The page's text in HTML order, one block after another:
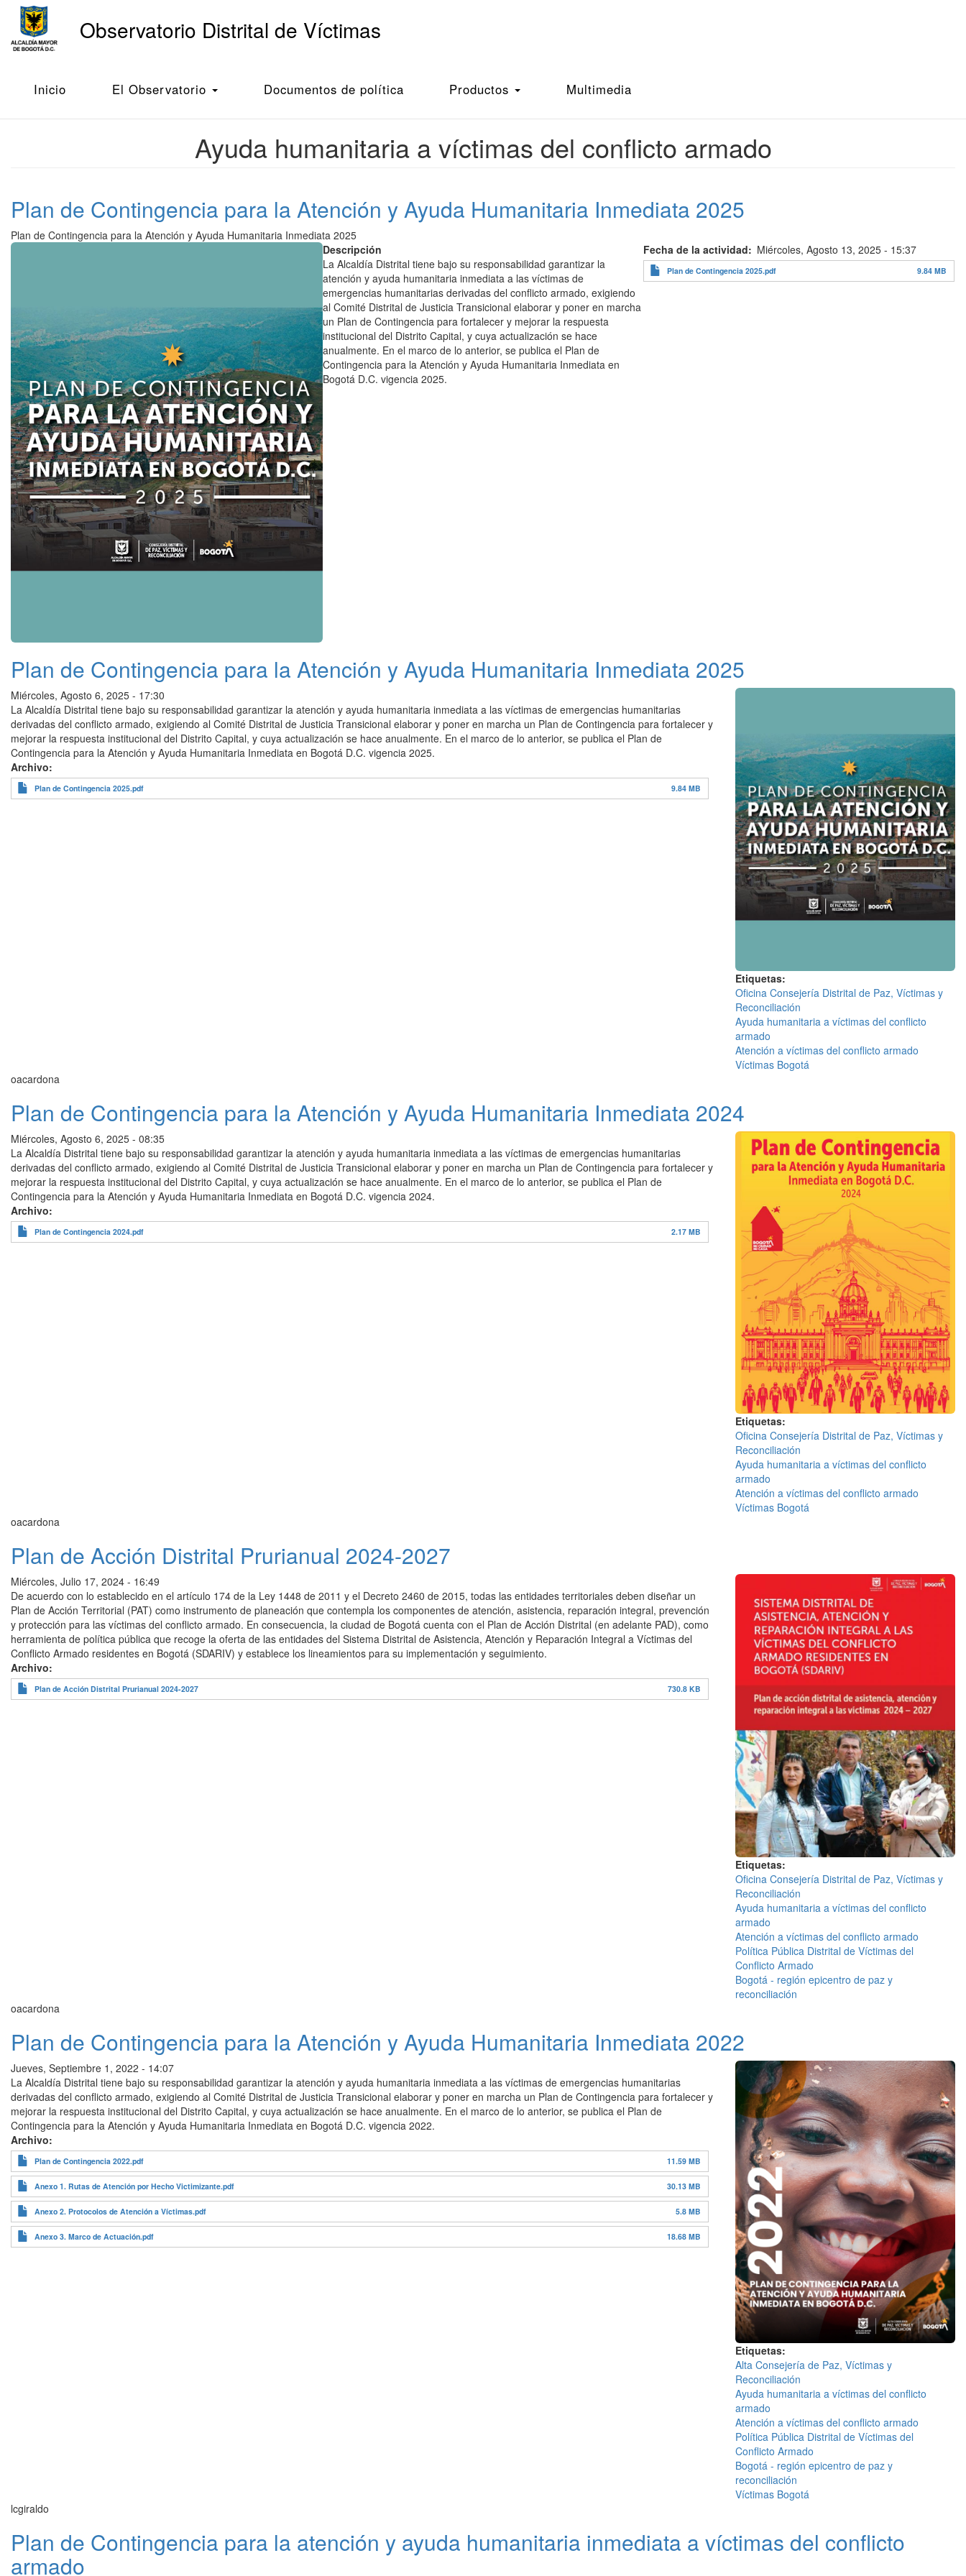
Pasar
contenido
principal
Observatorio Distrital de Víctimas
Main
navigation
Inicio El Observatorio Documentos de política Productos Multimedia
Ayuda humanitaria a víctimas del conflicto armado
Plan de Contingencia para la Atención y Ayuda Humanitaria Inmediata 2025
Plan de Contingencia para la Atención y Ayuda Humanitaria Inmediata 2025
Descripción
La Alcaldía Distrital tiene bajo su responsabilidad garantizar la
atención y ayuda humanitaria inmediata a las víctimas de
emergencias humanitarias derivadas del conflicto armado, exigiendo
al Comité Distrital de Justicia Transicional elaborar y poner en marcha
un Plan de Contingencia para fortalecer y mejorar la respuesta
institucional del Distrito Capital, y cuya actualización se hace
anualmente. En el marco de lo anterior, se publica el Plan de
Contingencia para la Atención y Ayuda Humanitaria Inmediata en
Bogotá D.C. vigencia 2025.
Fecha de la actividad Miércoles, Agosto 13, 2025 - 15:37
Plan de Contingencia 2025.pdf 9.84 MB
Plan de Contingencia para la Atención y Ayuda Humanitaria Inmediata 2025
Miércoles, Agosto 6, 2025 - 17:30
La Alcaldía Distrital tiene bajo su responsabilidad garantizar la atención y ayuda humanitaria inmediata a las víctimas de emergencias humanitarias
derivadas del conflicto armado, exigiendo al Comité Distrital de Justicia Transicional elaborar y poner en marcha un Plan de Contingencia para fortalecer y
mejorar la respuesta institucional del Distrito Capital, y cuya actualización se hace anualmente. En el marco de lo anterior, se publica el Plan de
Contingencia para la Atención y Ayuda Humanitaria Inmediata en Bogotá D.C. vigencia 2025.
Archivo
Plan de Contingencia 2025.pdf 9.84 MB
Etiquetas
Oficina Consejería Distrital de Paz, Víctimas y
Reconciliación
Ayuda humanitaria a víctimas del conflicto
armado
Atención a víctimas del conflicto armado
Víctimas Bogotá
oacardona
Plan de Contingencia para la Atención y Ayuda Humanitaria Inmediata 2024
Miércoles, Agosto 6, 2025 - 08:35
La Alcaldía Distrital tiene bajo su responsabilidad garantizar la atención y ayuda humanitaria inmediata a las víctimas de emergencias humanitarias
derivadas del conflicto armado, exigiendo al Comité Distrital de Justicia Transicional elaborar y poner en marcha un Plan de Contingencia para fortalecer y
mejorar la respuesta institucional del Distrito Capital, y cuya actualización se hace anualmente. En el marco de lo anterior, se publica el Plan de
Contingencia para la Atención y Ayuda Humanitaria Inmediata en Bogotá D.C. vigencia 2024.
Archivo
Plan de Contingencia 2024.pdf 2.17 MB
Etiquetas
Oficina Consejería Distrital de Paz, Víctimas y
Reconciliación
Ayuda humanitaria a víctimas del conflicto
armado
Atención a víctimas del conflicto armado
Víctimas Bogotá
oacardona
Plan de Acción Distrital Prurianual 2024-2027
Miércoles, Julio 17, 2024 - 16:49
De acuerdo con lo establecido en el artículo 174 de la Ley 1448 de 2011 y el Decreto 2460 de 2015, todas las entidades territoriales deben diseñar un
Plan de Acción Territorial (PAT) como instrumento de planeación que contempla los componentes de atención, asistencia, reparación integral, prevención
y protección para las víctimas del conflicto armado. En consecuencia, la ciudad de Bogotá cuenta con el Plan de Acción Distrital (en adelante PAD), como
herramienta de política pública que recoge la oferta de las entidades del Sistema Distrital de Asistencia, Atención y Reparación Integral a Víctimas del
Conflicto Armado residentes en Bogotá (SDARIV) y establece los lineamientos para su implementación y seguimiento.
Archivo
Plan de Acción Distrital Prurianual 2024-2027 730.8 KB
Etiquetas
Oficina Consejería Distrital de Paz, Víctimas y
Reconciliación
Ayuda humanitaria a víctimas del conflicto
armado
Atención a víctimas del conflicto armado
Política Pública Distrital de Víctimas del
Conflicto Armado
Bogotá - región epicentro de paz y
reconciliación
oacardona
Plan de Contingencia para la Atención y Ayuda Humanitaria Inmediata 2022
Jueves, Septiembre 1, 2022 - 14:07
La Alcaldía Distrital tiene bajo su responsabilidad garantizar la atención y ayuda humanitaria inmediata a las víctimas de emergencias humanitarias
derivadas del conflicto armado, exigiendo al Comité Distrital de Justicia Transicional elaborar y poner en marcha un Plan de Contingencia para fortalecer y
mejorar la respuesta institucional del Distrito Capital, y cuya actualización se hace anualmente. En el marco de lo anterior, se publica el Plan de
Contingencia para la Atención y Ayuda Humanitaria Inmediata en Bogotá D.C. vigencia 2022.
Archivo
Plan de Contingencia 2022.pdf 11.59 MB
Anexo 1. Rutas de Atención por Hecho Victimizante.pdf 30.13 MB
Anexo 2. Protocolos de Atención a Víctimas.pdf 5.8 MB
Anexo 3. Marco de Actuación.pdf 18.68 MB
Etiquetas
Alta Consejería de Paz, Víctimas y
Reconciliación
Ayuda humanitaria a víctimas del conflicto
armado
Atención a víctimas del conflicto armado
Política Pública Distrital de Víctimas del
Conflicto Armado
Bogotá - región epicentro de paz y
reconciliación
Víctimas Bogotá
lcgiraldo
Plan de Contingencia para la atención y ayuda humanitaria inmediata a víctimas del conflicto
armado